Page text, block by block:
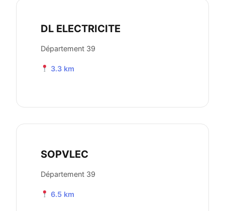
DL ELECTRICITE
Département 39
3.3 km
SOPVLEC
Département 39
6.5 km